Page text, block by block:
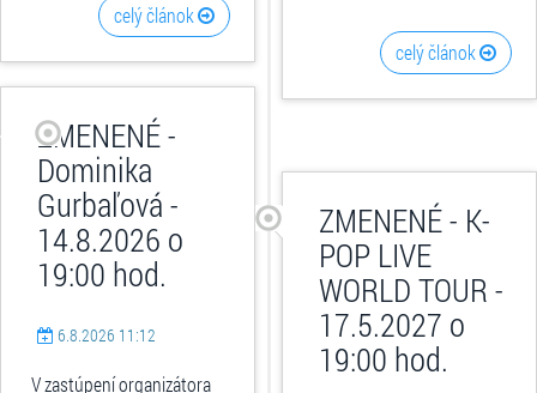
celý článok
celý článok
ZMENENÉ -
Dominika
Gurbaľová -
14.8.2026 o
19:00 hod.
6.8.2026 11:12
V zastúpení organizátora
ZMENENÉ - K-
POP LIVE
WORLD TOUR -
17.5.2027 o
19:00 hod.